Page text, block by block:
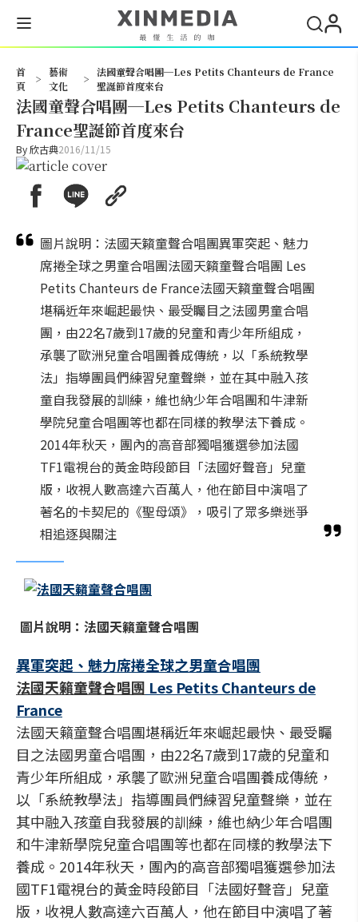
首
頁
>
藝術
文化
>
法國童聲合唱團─Les Petits Chanteurs de France
聖誕節首度來台
法國童聲合唱團─Les Petits Chanteurs de
France聖誕節首度來台
By欣古典2016/11/15
圖片說明：法國天籟童聲合唱團異軍突起、魅力
席捲全球之男童合唱團法國天籟童聲合唱團 Les
Petits Chanteurs de France法國天籟童聲合唱團
堪稱近年來崛起最快、最受矚目之法國男童合唱
團，由22名7歲到17歲的兒童和青少年所組成，
承襲了歐洲兒童合唱團養成傳統，以「系統教學
法」指導團員們練習兒童聲樂，並在其中融入孩
童自我發展的訓練，維也納少年合唱團和牛津新
學院兒童合唱團等也都在同樣的教學法下養成。
2014年秋天，團內的高音部獨唱獲選參加法國
TF1電視台的黃金時段節目「法國好聲音」兒童
版，收視人數高達六百萬人，他在節目中演唱了
著名的卡契尼的《聖母頌》，吸引了眾多樂迷爭
相追逐與關注
圖片說明：法國天籟童聲合唱團
異軍突起、魅力席捲全球之男童合唱團
法國天籟童聲合唱團 Les Petits Chanteurs de
France
法國天籟童聲合唱團堪稱近年來崛起最快、最受矚
目之法國男童合唱團，由22名7歲到17歲的兒童和
青少年所組成，承襲了歐洲兒童合唱團養成傳統，
以「系統教學法」指導團員們練習兒童聲樂，並在
其中融入孩童自我發展的訓練，維也納少年合唱團
和牛津新學院兒童合唱團等也都在同樣的教學法下
養成。2014年秋天，團內的高音部獨唱獲選參加法
國TF1電視台的黃金時段節目「法國好聲音」兒童
版，收視人數高達六百萬人，他在節目中演唱了著